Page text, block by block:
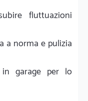
fluttuazioni
a norma e pulizia
garage per lo